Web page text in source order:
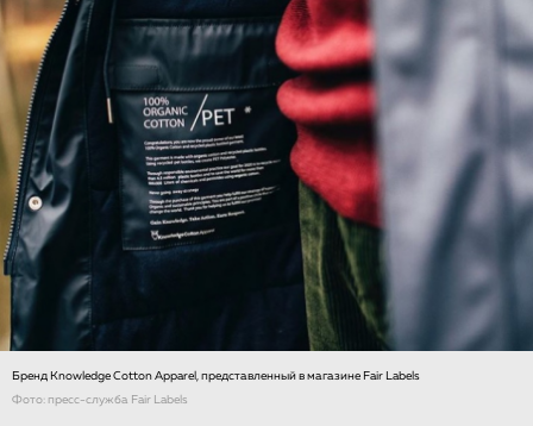
Бренд Knowledge Cotton Apparel, представленный в магазине Fair Labels
Фото: пресс-служба Fair Labels